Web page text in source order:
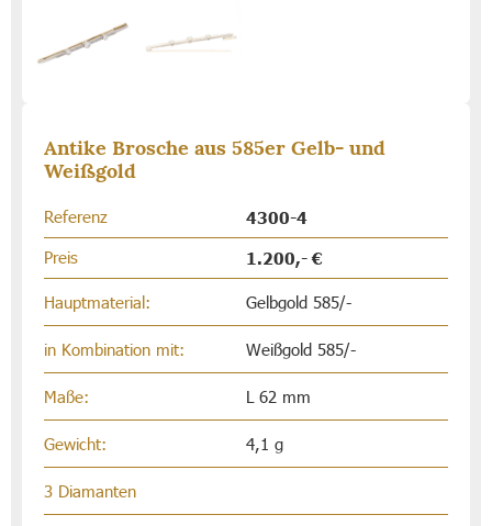
Antike Brosche aus 585er Gelb- und
Weißgold
Referenz 4300-4
Preis 1.200,- €
Hauptmaterial: Gelbgold 585/-
in Kombination mit: Weißgold 585/-
Maße: L 62 mm
Gewicht: 4,1 g
3 Diamanten